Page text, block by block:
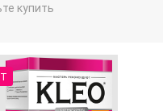
купить